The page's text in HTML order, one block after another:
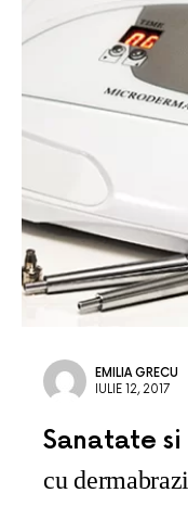
EMILIA GRECU
IULIE 12, 2017
Sanatate
cu